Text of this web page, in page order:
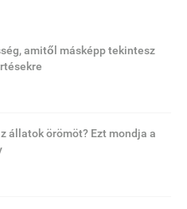
amitől másképp tekintesz
állatok örömöt? Ezt mondja a